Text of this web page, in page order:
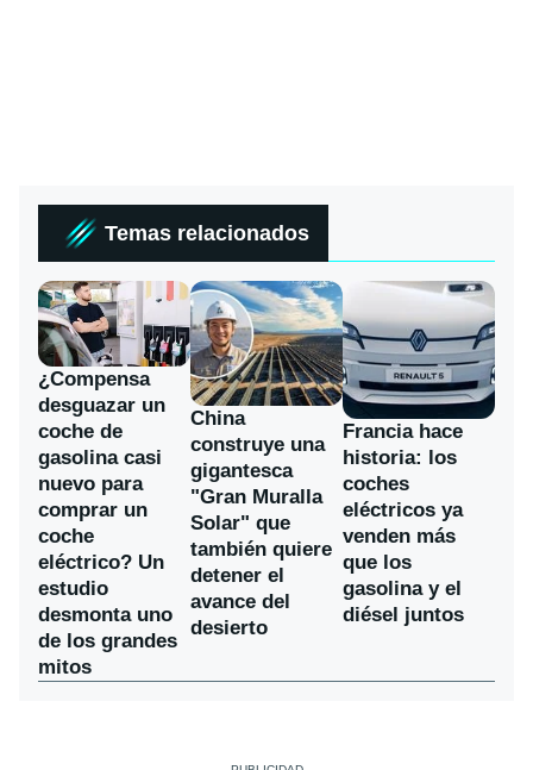
Temas relacionados
¿Compensa
desguazar un
coche de
gasolina casi
nuevo para
comprar un
coche
eléctrico? Un
estudio
desmonta uno
de los grandes
mitos
China
construye una
gigantesca
"Gran Muralla
Solar" que
también quiere
detener el
avance del
desierto
Francia hace
historia: los
coches
eléctricos ya
venden más
que los
gasolina y el
diésel juntos